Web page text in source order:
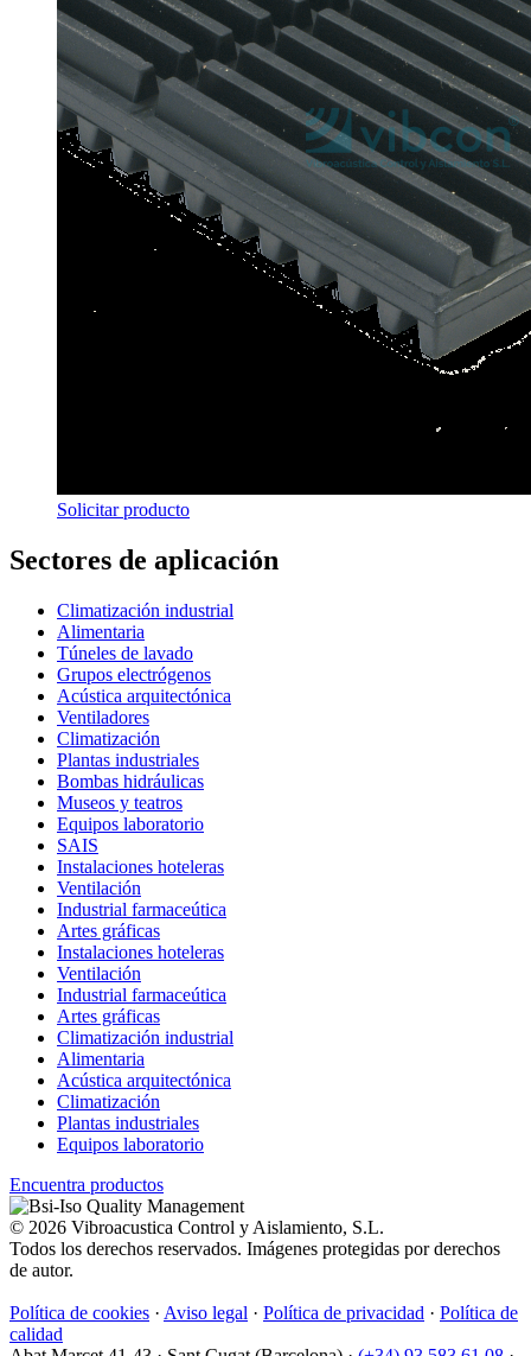
Solicitar producto
Sectores de aplicación
Climatización industrial
Alimentaria
Túneles de lavado
Grupos electrógenos
Acústica arquitectónica
Ventiladores
Climatización
Plantas industriales
Bombas hidráulicas
Museos y teatros
Equipos laboratorio
SAIS
Instalaciones hoteleras
Ventilación
Industrial farmaceútica
Artes gráficas
Instalaciones hoteleras
Ventilación
Industrial farmaceútica
Artes gráficas
Climatización industrial
Alimentaria
Acústica arquitectónica
Climatización
Plantas industriales
Equipos laboratorio
Encuentra productos
© 2026 Vibroacustica Control y Aislamiento, S.L.
Todos los derechos reservados. Imágenes protegidas por derechos
de autor.
Política de cookies · Aviso legal · Política de privacidad · Política de
calidad